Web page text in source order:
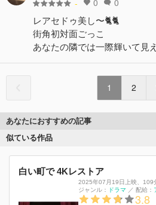
-
レアセドゥ美し〜🐈🐈
街角初対面ごっこ
あなたの隣では一際輝いて見
1 2
あなたにおすすめの記事
似ている作品
白い町で 4Kレストア
2025年07月19日上映 109
ジャンル：
ドラマ ／ 配給：
3.8